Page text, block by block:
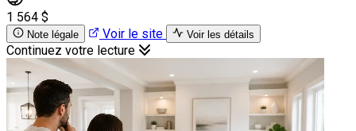
1 564 $
Note légale Voir le site Voir les détails
Continuez votre lecture